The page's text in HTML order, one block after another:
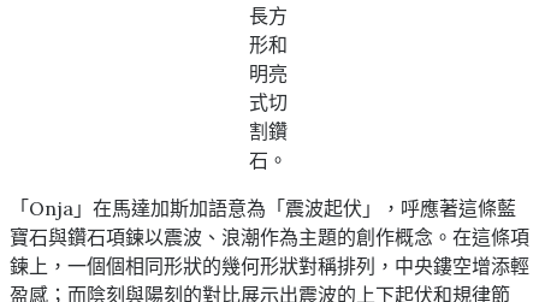
長方
形和
明亮
式切
割鑽
石。
「Onja」在馬達加斯加語意為「震波起伏」，呼應著這條藍
寶石與鑽石項鍊以震波、浪潮作為主題的創作概念。在這條項
鍊上，一個個相同形狀的幾何形狀對稱排列，中央鏤空增添輕
盈感；而陰刻與陽刻的對比展示出震波的上下起伏和規律節